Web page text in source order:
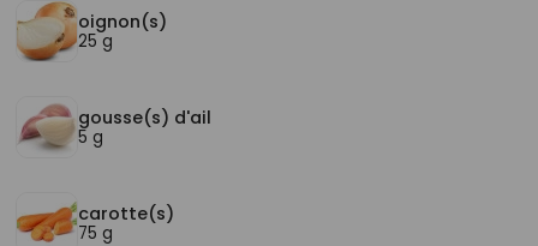
oignon(s)
25 g
gousse(s) d'ail
5 g
carotte(s)
75 g